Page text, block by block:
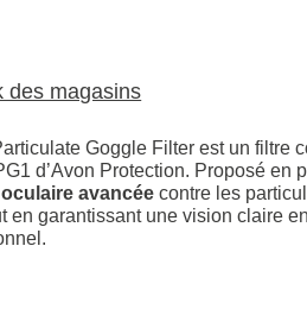
des magasins
Goggle Filter est un filtre
d’Avon Protection. Proposé en
avancée contre les
en garantissant une vision claire en